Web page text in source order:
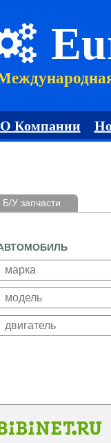
О Компании
Б/У запчасти